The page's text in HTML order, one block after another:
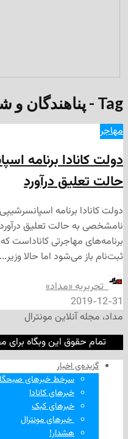
برنامه
درآورد
برنامه اسپانسرشیپی (کفالت)
تعلیق درآورد. این
کاناداست که معمولا سالی
اما حالا وزیر...
«مداد»
مونترال
این وبگاه برای مجله
اخبار
سرخط خبرهای صبحگاهی
خبرهای کانادا
خبرهای کبک
‌ خبرهای مونترال